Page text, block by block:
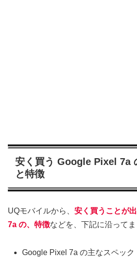
安く買う Google Pixel 7a
と特徴
UQモバイルから、 安く買うことが
7a の、特徴などを、下記に沿ってま
Google Pixel 7a の主なスペック